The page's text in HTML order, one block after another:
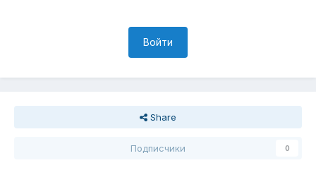
Войти
Share
Подписчики 0